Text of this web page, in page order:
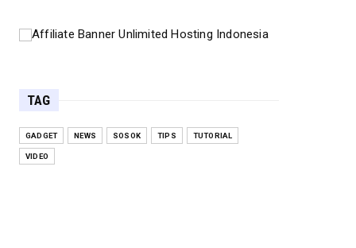
TAG
GADGET NEWS SOSOK TIPS TUTORIAL
VIDEO